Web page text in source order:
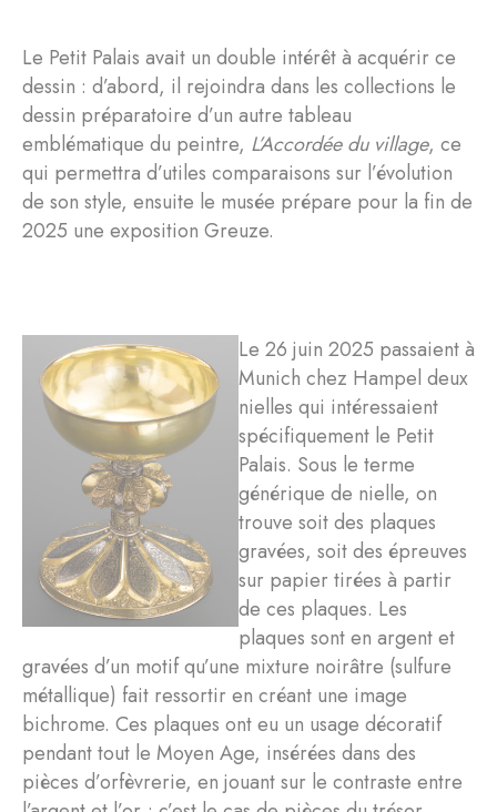
Le Petit Palais avait un double intérêt à acquérir ce
dessin : d’abord, il rejoindra dans les collections le
dessin préparatoire d’un autre tableau
emblématique du peintre, L’Accordée du village, ce
qui permettra d’utiles comparaisons sur l’évolution
de son style, ensuite le musée prépare pour la fin de
2025 une exposition Greuze.
Le 26 juin 2025 passaient à
Munich chez Hampel deux
nielles qui intéressaient
spécifiquement le Petit
Palais. Sous le terme
générique de nielle, on
trouve soit des plaques
gravées, soit des épreuves
sur papier tirées à partir
de ces plaques. Les
plaques sont en argent et
gravées d’un motif qu’une mixture noirâtre (sulfure
métallique) fait ressortir en créant une image
bichrome. Ces plaques ont eu un usage décoratif
pendant tout le Moyen Age, insérées dans des
pièces d’orfèvrerie, en jouant sur le contraste entre